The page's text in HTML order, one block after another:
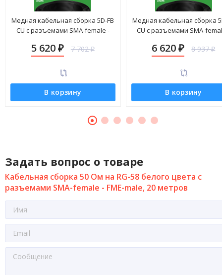
Медная кабельная сборка 5D-FB
CU с разъемами SMA-female -
5 620 ₽ 7 702₽
В корзину
Медная кабельная сборка
CU с разъемами SMA-
6 620₽ 8 937₽
В корзину
Задать вопрос о товаре
Кабельная сборка 50 Ом на RG-58 белого цвета с
разъемами SMA-female - FME-male, 20 метров